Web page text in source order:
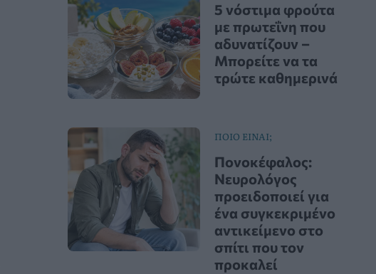
5 νόστιμα φρούτα
με πρωτεΐνη που
αδυνατίζουν –
Μπορείτε να τα
τρώτε καθημερινά
ΠΟΙΟ ΕΙΝΑΙ;
Πονοκέφαλος:
Νευρολόγος
προειδοποιεί για
ένα συγκεκριμένο
αντικείμενο στο
σπίτι που τον
προκαλεί